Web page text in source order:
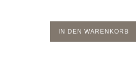
IN DEN WARENKORB